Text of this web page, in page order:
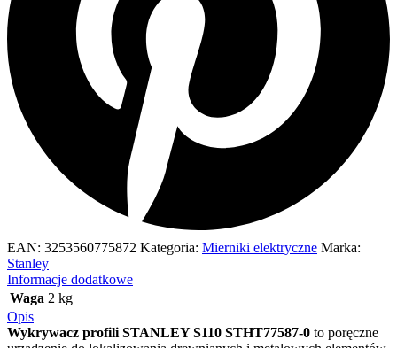
EAN: 3253560775872 Kategoria: Mierniki elektryczne Marka:
Stanley
Informacje dodatkowe
Waga 2 kg
Opis
Wykrywacz profili STANLEY S110 STHT77587-0 to poręczne